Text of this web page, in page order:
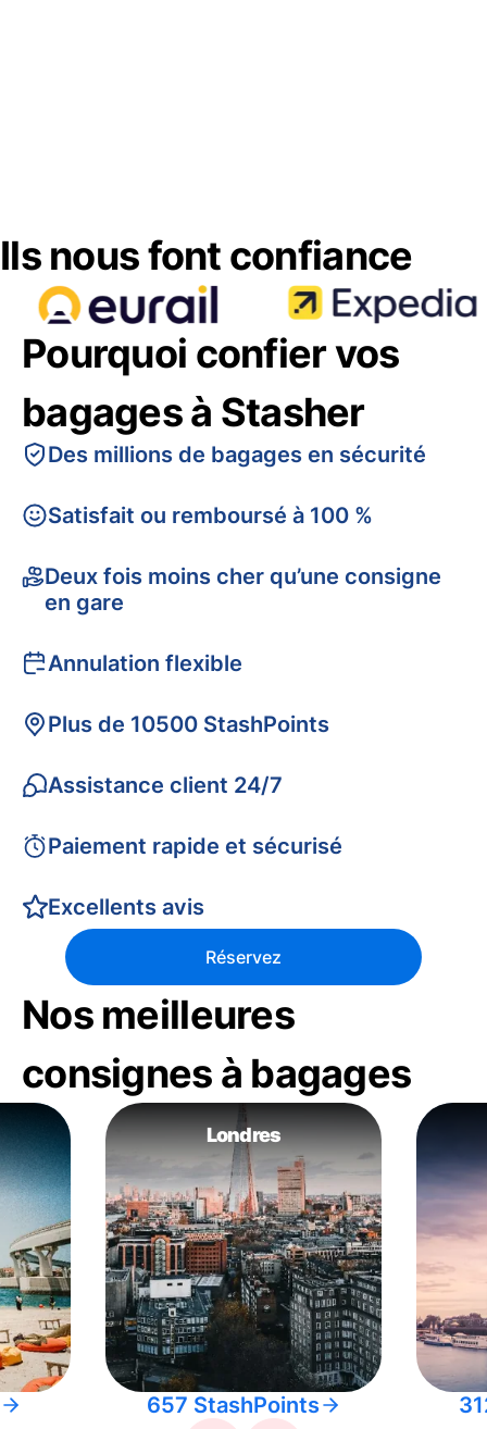
Ils nous font confiance
Pourquoi confier vos
bagages à Stasher
Des millions de bagages en sécurité
Satisfait ou remboursé à 100 %
Deux fois moins cher qu’une consigne
en gare
Annulation flexible
Plus de 10500 StashPoints
Assistance client 24/7
Paiement rapide et sécurisé
Excellents avis
Réservez
Nos meilleures
consignes à bagages
Londres
657 StashPoints